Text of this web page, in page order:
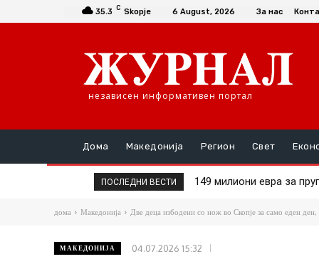
35.3 C Skopje 6 August, 2026 За нас
независен информативен портал
Дома Македонија Регион Свет
ПОСЛЕДНИ ВЕСТИ 149 милиони евра за
Шасивари оствари
дома Македонија Две деца избодени со нож во Скопје за само еден ден,
МАКЕДОНИЈА 04.07.2026 15:32